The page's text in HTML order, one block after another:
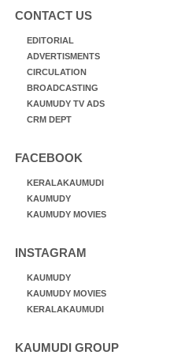
CONTACT US
EDITORIAL
ADVERTISMENTS
CIRCULATION
BROADCASTING
KAUMUDY TV ADS
CRM DEPT
FACEBOOK
KERALAKAUMUDI
KAUMUDY
KAUMUDY MOVIES
INSTAGRAM
KAUMUDY
KAUMUDY MOVIES
KERALAKAUMUDI
KAUMUDI GROUP